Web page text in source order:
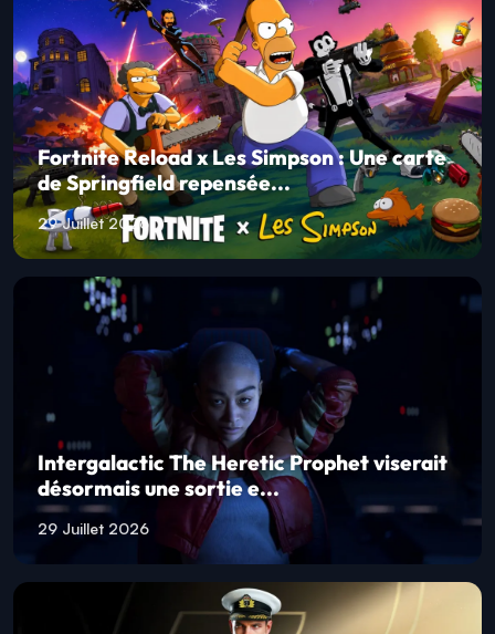
Fortnite Reload x Les Simpson : Une carte
de Springfield repensée...
29 Juillet 2026
Intergalactic The Heretic Prophet viserait
désormais une sortie e...
29 Juillet 2026